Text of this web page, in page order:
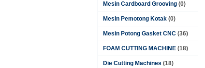
Mesin Cardboard Grooving (0)
Mesin Pemotong Kotak (0)
Mesin Potong Gasket CNC (36)
FOAM CUTTING MACHINE (18)
Die Cutting Machines (18)